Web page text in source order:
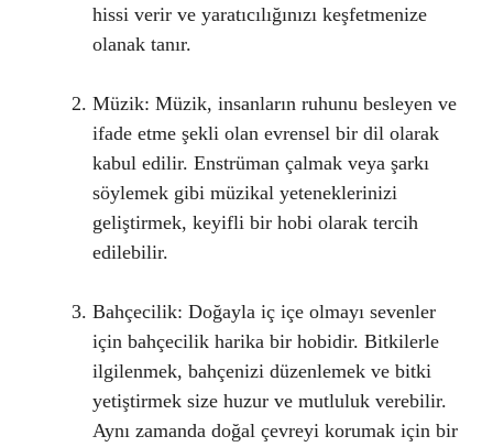
hissi verir ve yaratıcılığınızı keşfetmenize
olanak tanır.
Müzik: Müzik, insanların ruhunu besleyen ve
ifade etme şekli olan evrensel bir dil olarak
kabul edilir. Enstrüman çalmak veya şarkı
söylemek gibi müzikal yeteneklerinizi
geliştirmek, keyifli bir hobi olarak tercih
edilebilir.
Bahçecilik: Doğayla iç içe olmayı sevenler
için bahçecilik harika bir hobidir. Bitkilerle
ilgilenmek, bahçenizi düzenlemek ve bitki
yetiştirmek size huzur ve mutluluk verebilir.
Aynı zamanda doğal çevreyi korumak için bir